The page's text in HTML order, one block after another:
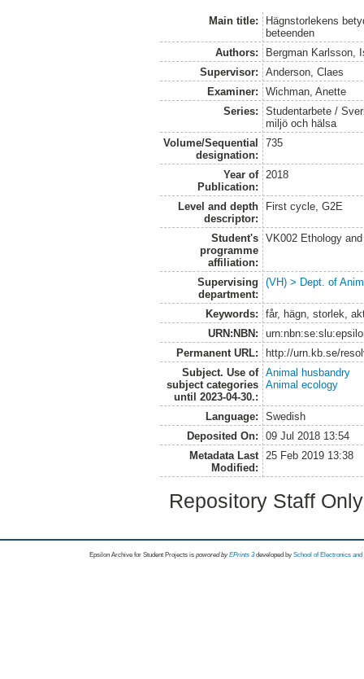
Main title:
Hägnstorlekens
beteenden
Authors:
Bergman Karlsson,
Supervisor:
Anderson, Claes
Examiner:
Wichman, Anette
Series:
Studentarbete /
miljö och hälsa
Volume/Sequential
designation:
735
Year of
Publication:
2018
Level and depth
descriptor:
First cycle, G2E
Student's
programme
affiliation:
VK002 Ethology
Supervising
department:
(VH) > Dept. of
Keywords:
får, hägn, storlek,
URN:NBN:
Permanent URL:
http://urn.kb.se/
Subject. Use of
subject categories
until 2023-04-30.:
Animal husbandry
Animal ecology
Language:
Swedish
Deposited On:
09 Jul 2018 13:54
Metadata Last
Modified:
25 Feb 2019 13:38
Repository Staff
Epsilon Archive for Student Projects is powored byEPrints 3 developed by School of Electronics